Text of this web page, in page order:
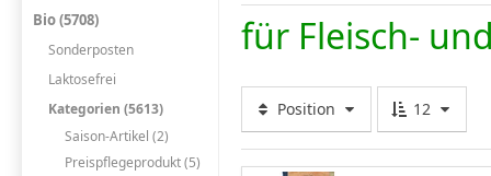
Bio (5708)
Sonderposten
Laktosefrei
Kategorien (5613)
Saison-Artikel (2)
Preispflegeprodukt (5)
für Fleisch-
Position 12